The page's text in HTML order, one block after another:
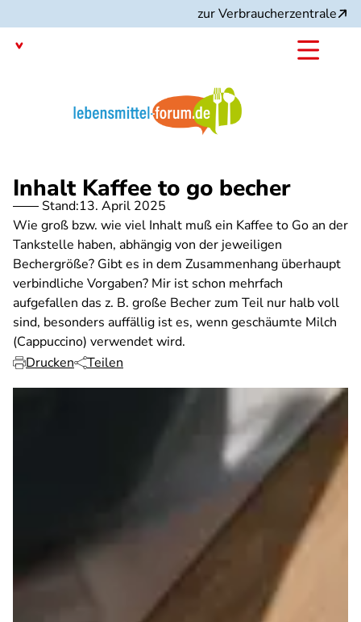
zum
Inhalt
zur Verbraucherzentrale
Inhalt Kaffee to go becher
Stand:13. April 2025
Wie groß bzw. wie viel Inhalt muß ein Kaffee to Go an der
Tankstelle haben, abhängig von der jeweiligen
Bechergröße? Gibt es in dem Zusammenhang überhaupt
verbindliche Vorgaben? Mir ist schon mehrfach
aufgefallen das z. B. große Becher zum Teil nur halb voll
sind, besonders auffällig ist es, wenn geschäumte Milch
(Cappuccino) verwendet wird.
Drucken
Teilen